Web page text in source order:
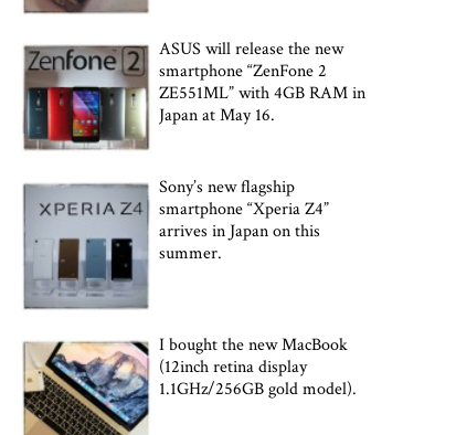
ASUS will release the new
smartphone “ZenFone 2
ZE551ML” with 4GB RAM in
Japan at May 16.
Sony’s new flagship
smartphone “Xperia Z4”
arrives in Japan on this
summer.
I bought the new MacBook
(12inch retina display
1.1GHz/256GB gold model).